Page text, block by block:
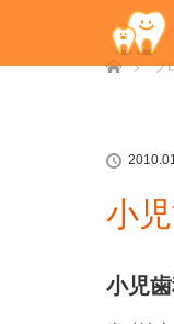
ホーム
ブ
小
小児